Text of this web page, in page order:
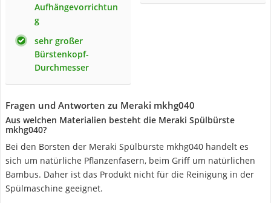
Aufhängevorrichtun
g
sehr großer
Bürstenkopf-
Durchmesser
Fragen und Antworten zu Meraki mkhg040
Aus welchen Materialien besteht die Meraki Spülbürste
mkhg040?
Bei den Borsten der Meraki Spülbürste mkhg040 handelt es
sich um natürliche Pflanzenfasern, beim Griff um natürlichen
Bambus. Daher ist das Produkt nicht für die Reinigung in der
Spülmaschine geeignet.